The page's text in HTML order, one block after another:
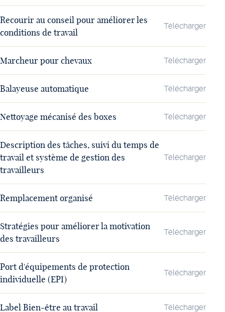
Recourir au conseil pour améliorer les
conditions de travail
Télécharger
Marcheur pour chevaux Télécharger
Balayeuse automatique Télécharger
Nettoyage mécanisé des boxes Télécharger
Description des tâches, suivi du temps de
travail et système de gestion des
travailleurs
Télécharger
Remplacement organisé Télécharger
Stratégies pour améliorer la motivation
des travailleurs
Télécharger
Port d'équipements de protection
individuelle (EPI)
Télécharger
Label Bien-être au travail Télécharger